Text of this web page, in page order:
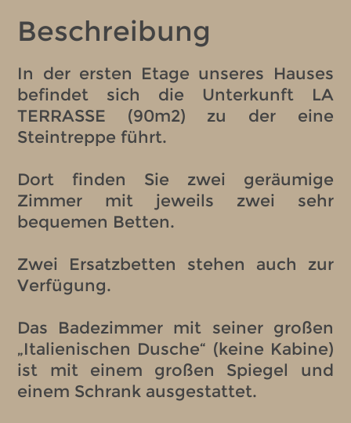
Beschreibung
In der ersten Etage unseres Hauses
befindet sich die Unterkunft LA
TERRASSE (90m2) zu der eine
Steintreppe führt.
Dort finden Sie zwei geräumige
Zimmer mit jeweils zwei sehr
bequemen Betten.
Zwei Ersatzbetten stehen auch zur
Verfügung.
Das Badezimmer mit seiner großen
„Italienischen Dusche“ (keine Kabine)
ist mit einem großen Spiegel und
einem Schrank ausgestattet.